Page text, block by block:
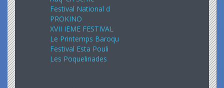
Festival National d
PROKINO
XVII IEME FESTIVAL
Le Printemps Baroqu
Festival Esta Pouli
Les Poquelinades